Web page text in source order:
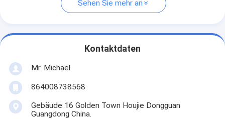
Sehen Sie mehr an
Kontaktdaten
Mr. Michael
864008738568
Gebäude 16 Golden Town Houjie Dongguan
Guangdong China.